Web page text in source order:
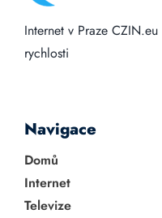
Internet v Praze CZIN.eu
rychlosti
Navigace
Domů
Internet
Televize